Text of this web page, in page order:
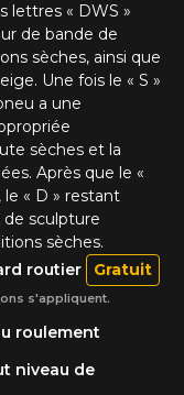
lettres « DWS »
de bande de
sèches, ainsi que
Une fois le « S »
a une
sèches et la
Après que le «
le « D » restant
sculpture
sèches.
roulement
niveau de
routier Gratuit
s'appliquent.